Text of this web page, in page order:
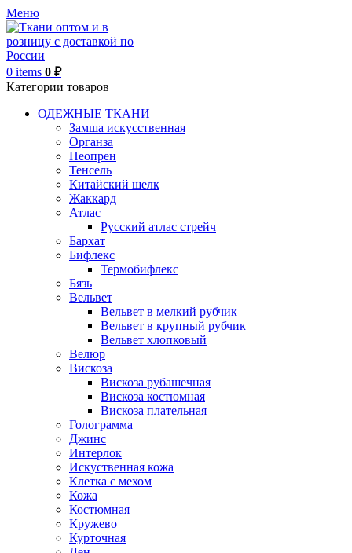
Меню
0 items 0 ₽
Категории товаров
ОДЕЖНЫЕ ТКАНИ
Замша искусственная
Органза
Неопрен
Тенсель
Китайский шелк
Жаккард
Атлас
Русский атлас стрейч
Бархат
Бифлекс
Термобифлекс
Бязь
Вельвет
Вельвет в мелкий рубчик
Вельвет в крупный рубчик
Вельвет хлопковый
Велюр
Вискоза
Вискоза рубашечная
Вискоза костюмная
Вискоза плательная
Голограмма
Джинс
Интерлок
Искуственная кожа
Клетка с мехом
Кожа
Костюмная
Кружево
Курточная